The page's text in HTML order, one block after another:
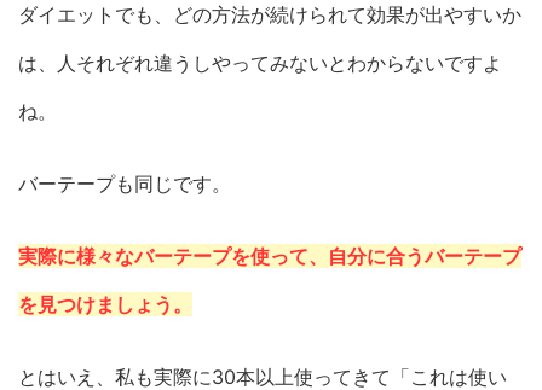
ダイエットでも、どの方法が続けられて効果が出やすいか
は、人それぞれ違うしやってみないとわからないですよ
ね。
バーテープも同じです。
実際に様々なバーテープを使って、自分に合うバーテープ
を見つけましょう。
とはいえ、私も実際に30本以上使ってきて「これは使い